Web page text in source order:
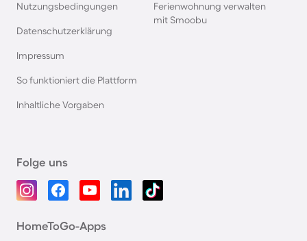
Nutzungsbedingungen
Datenschutzerklärung
Impressum
So funktioniert die Plattform
Inhaltliche Vorgaben
Ferienwohnung verwalten
mit Smoobu
Folge uns
HomeToGo-Apps